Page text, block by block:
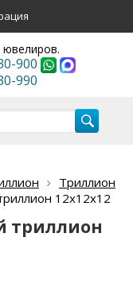
ювелиров.
900
990
Триллион
12х12х12
триллион